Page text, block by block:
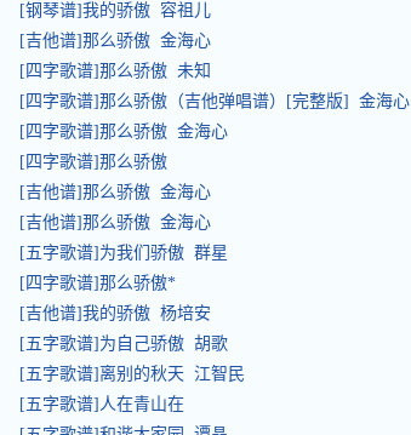
[钢琴谱]我的骄傲 容祖儿
[吉他谱]那么骄傲 金海心
[四字歌谱]那么骄傲 未知
[四字歌谱]那么骄傲（吉他弹唱谱）[完整版] 金海心
[四字歌谱]那么骄傲 金海心
[四字歌谱]那么骄傲
[吉他谱]那么骄傲 金海心
[吉他谱]那么骄傲 金海心
[五字歌谱]为我们骄傲 群星
[四字歌谱]那么骄傲*
[吉他谱]我的骄傲 杨培安
[五字歌谱]为自己骄傲 胡歌
[五字歌谱]离别的秋天 江智民
[五字歌谱]人在青山在